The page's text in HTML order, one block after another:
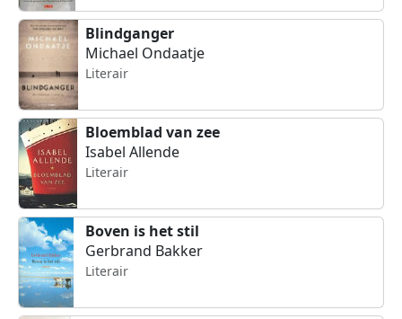
Blindganger
Michael Ondaatje
Literair
Bloemblad van zee
Isabel Allende
Literair
Boven is het stil
Gerbrand Bakker
Literair